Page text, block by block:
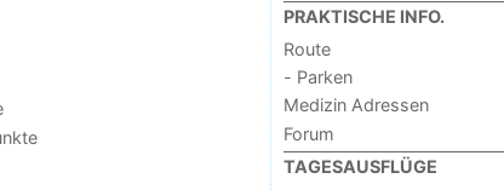
PRAKTISCHE INFO.
Route
- Parken
Medizin Adressen
Forum
TAGESAUSFLÜGE